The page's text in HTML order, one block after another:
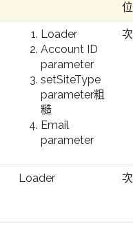
位
Loader
Account ID
parameter
setSiteType
parameter粗
糙
Email
parameter
次
Loader 次